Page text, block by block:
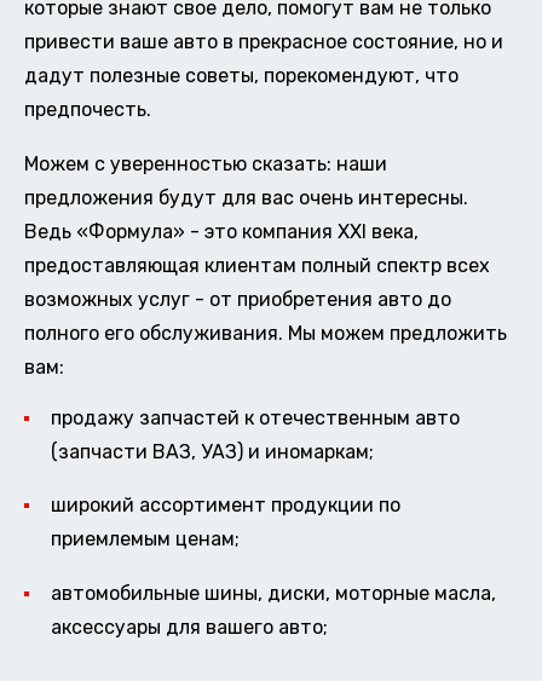
которые знают свое дело, помогут вам не только
привести ваше авто в прекрасное состояние, но и
дадут полезные советы, порекомендуют, что
предпочесть.
Можем с уверенностью сказать: наши
предложения будут для вас очень интересны.
Ведь «Формула» - это компания XXI века,
предоставляющая клиентам полный спектр всех
возможных услуг - от приобретения авто до
полного его обслуживания. Мы можем предложить
вам:
продажу запчастей к отечественным авто
(запчасти ВАЗ, УАЗ) и иномаркам;
широкий ассортимент продукции по
приемлемым ценам;
автомобильные шины, диски, моторные масла,
аксессуары для вашего авто;